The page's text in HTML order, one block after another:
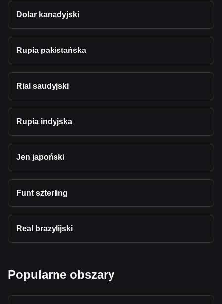
Dolar kanadyjski
Rupia pakistańska
Rial saudyjski
Rupia indyjska
Jen japoński
Funt szterling
Real brazylijski
Popularne obszary